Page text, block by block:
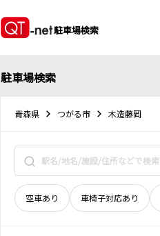
駐車場検索
駐車場検索
青森県 つがる市 木造藤岡
空車あり 車椅子対応あり